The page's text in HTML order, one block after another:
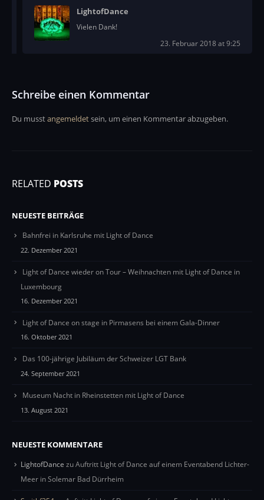
LightofDance
Vielen Dank!
23. Februar 2018 at 9:25
Schreibe einen Kommentar
Du musstangemeldetsein, um einen Kommentar abzugeben.
RELATED POSTS
NEUESTE BEITRÄGE
Bahnfrei in Karlsruhe mit Light of Dance
22. Dezember 2021
Light of Dance wieder on Tour – Weihnachten mit Light of Dance in
Luxembourg
16. Dezember 2021
Light of Dance on stage in Pirmasens bei einem Gala-Dinner
16. Oktober 2021
Das 100-jährige Jubiläum der Schweizer LGT Bank
24. September 2021
Museum Nacht in Rheinstetten mit Light of Dance
13. August 2021
NEUESTE KOMMENTARE
LightofDance zuAuftritt Light of Dance auf einem Eventabend Lichter-
Meer in Solemar Bad Dürrheim